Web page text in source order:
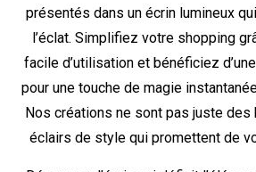
présentés dans un écrin lumineux
l’éclat. Simplifiez votre shopping
facile d’utilisation et bénéficiez
pour une touche de magie
Nos créations ne sont pas juste des
éclairs de style qui promettent de